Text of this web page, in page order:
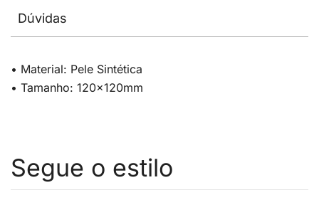
Dúvidas
• Material: Pele Sintética
• Tamanho: 120x120mm